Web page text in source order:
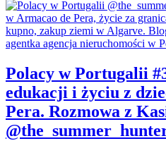
Polacy w Portugalii
edukacji i życiu z
Pera. Rozmowa z